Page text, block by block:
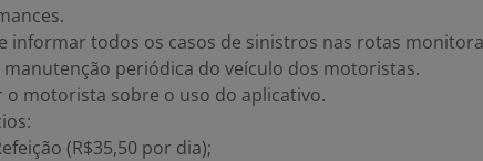
informar todos os casos de sinistros nas rotas
manutenção periódica do veículo dos motoristas.
o motorista sobre o uso do aplicativo.
(R$35,50 por dia);